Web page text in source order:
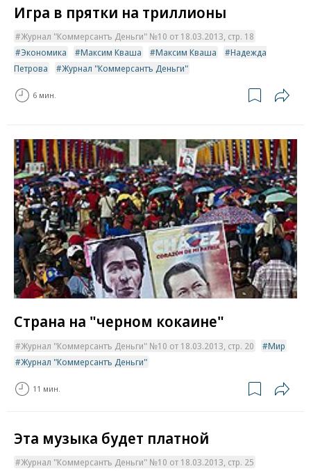
Игра в прятки на триллионы
Журнал "Коммерсантъ Деньги" №10 от 18.03.2013, стр. 18
Экономика
Максим Кваша Максим Кваша
Надежда
Петрова
Журнал "Коммерсантъ Деньги"
6 мин.
Страна на "черном кокаине"
Журнал "Коммерсантъ Деньги" №10 от 18.03.2013, стр. 20
Мир
Журнал "Коммерсантъ Деньги"
11 мин.
Эта музыка будет платной
Журнал "Коммерсантъ Деньги" №10 от 18.03.2013, стр. 25